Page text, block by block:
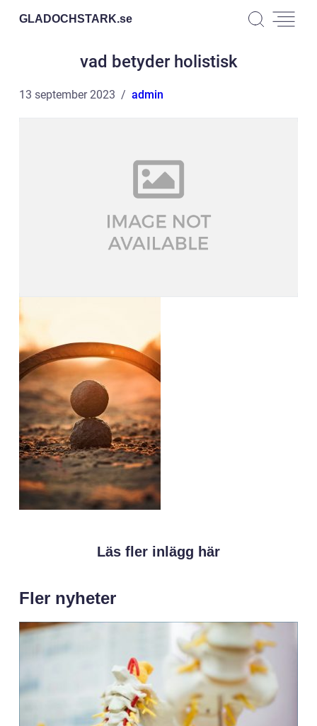
GLADOCHSTARK.se
vad betyder holistisk
13 september 2023 admin
Läs fler inlägg här
Fler nyheter